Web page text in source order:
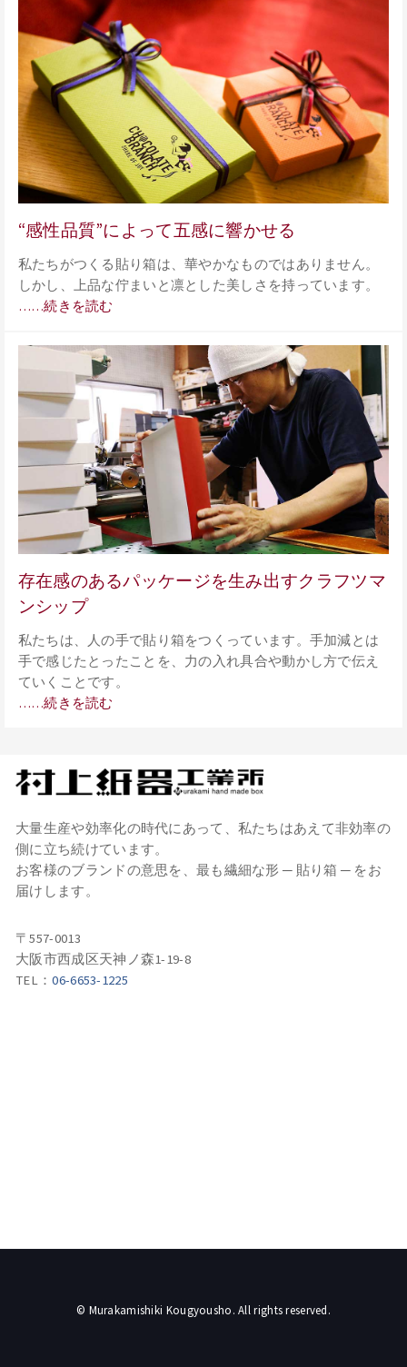
“感性品質”によって五感に響かせる
私たちがつくる貼り箱は、華やかなものではありません。
しかし、上品な佇まいと凛とした美しさを持っています。
……続きを読む
存在感のあるパッケージを生み出すクラフツマ
ンシップ
私たちは、人の手で貼り箱をつくっています。手加減とは
手で感じたとったことを、力の入れ具合や動かし方で伝え
ていくことです。
……続きを読む
大量生産や効率化の時代にあって、私たちはあえて非効率の
側に立ち続けています。
お客様のブランドの意思を、最も繊細な形 ─ 貼り箱 ─ をお
届けします。
〒557-0013
大阪市西成区天神ノ森1-19-8
TEL：06-6653-1225
© Murakamishiki Kougyousho. All rights reserved.